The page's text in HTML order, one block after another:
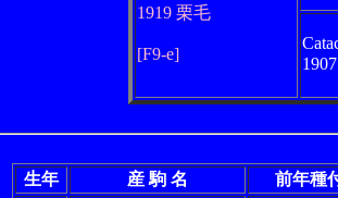
1919 栗毛
[F9-e]
生年 産 駒 名
前年種